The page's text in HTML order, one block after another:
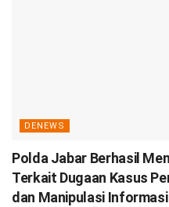
DENEWS
Polda Jabar Berhasil
Terkait Dugaan Kasus
dan Manipulasi